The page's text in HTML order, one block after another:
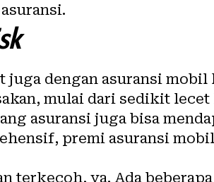
.
juga dengan asuransi
mulai dari sedikit
asuransi juga bisa
premi asuransi
terkecoh, ya. Ada